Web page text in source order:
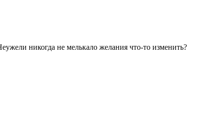
никогда не мелькало желания что-то изменить?